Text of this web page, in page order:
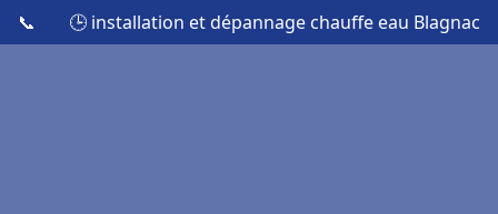
📞 🕒 installation et dépannage chauffe eau Blagnac